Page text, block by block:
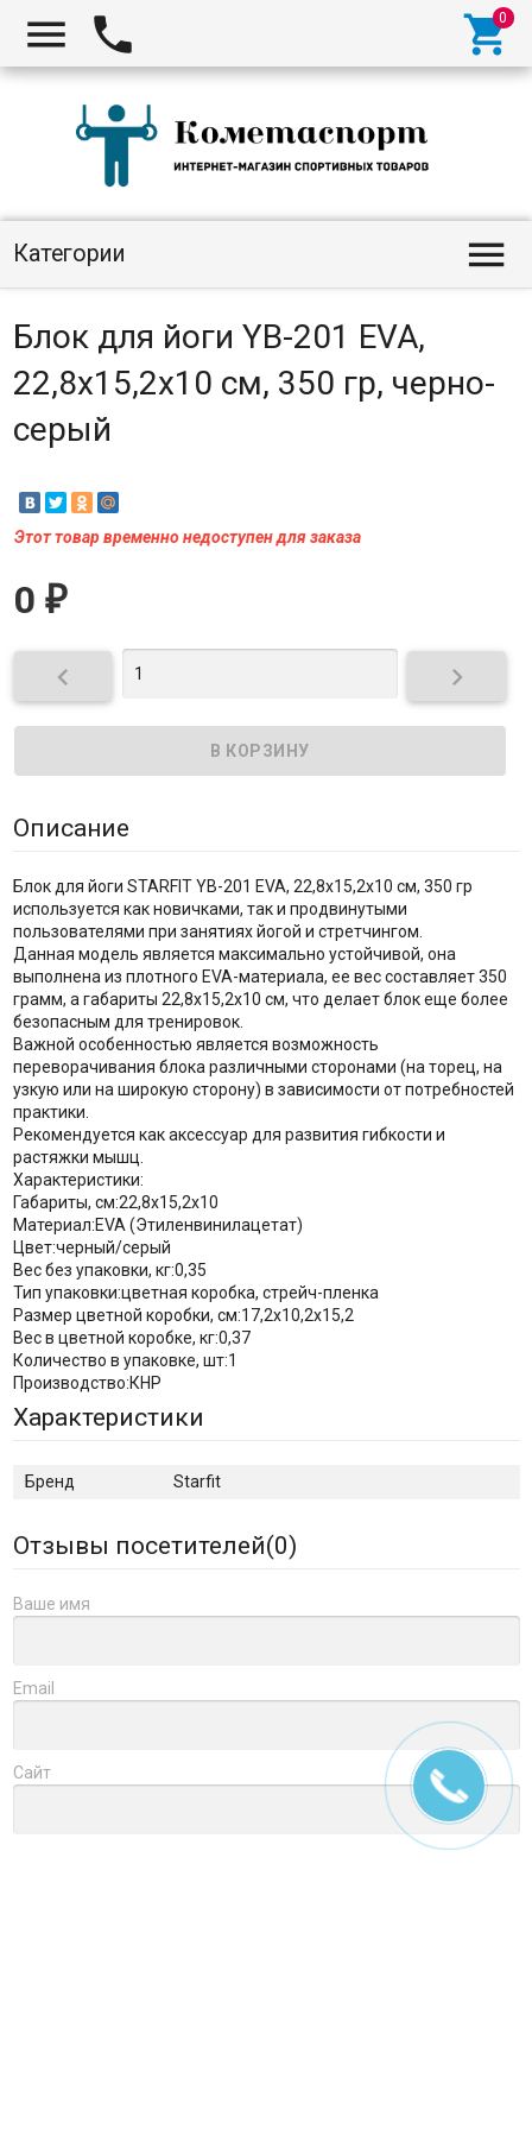
  
Категории 
Блок для йоги YB-201 EVA,
22,8х15,2х10 см, 350 гр, черно-
серый
Этот товар временно недоступен для заказа
0 ₽
 
Описание
Блок для йоги STARFIT YB-201 EVA, 22,8х15,2х10 см, 350 гр
используется как новичками, так и продвинутыми
пользователями при занятиях йогой и стретчингом.
Данная модель является максимально устойчивой, она
выполнена из плотного EVA-материала, ее вес составляет 350
грамм, а габариты 22,8х15,2х10 см, что делает блок еще более
безопасным для тренировок.
Важной особенностью является возможность
переворачивания блока различными сторонами (на торец, на
узкую или на широкую сторону) в зависимости от потребностей
практики.
Рекомендуется как аксессуар для развития гибкости и
растяжки мышц.
Характеристики:
Габариты, см:22,8х15,2х10
Материал:EVA (Этиленвинилацетат)
Цвет:черный/серый
Вес без упаковки, кг:0,35
Тип упаковки:цветная коробка, стрейч-пленка
Размер цветной коробки, см:17,2х10,2x15,2
Вес в цветной коробке, кг:0,37
Количество в упаковке, шт:1
Производство:КНР
Характеристики
Бренд Starfit
Отзывы посетителей(0)
Ваше имя
Email
Сайт